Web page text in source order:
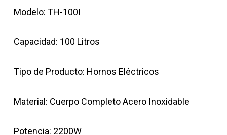
Modelo: TH-100I
Capacidad: 100 Litros
Tipo de Producto: Hornos Eléctricos
Material: Cuerpo Completo Acero Inoxidable
Potencia: 2200W